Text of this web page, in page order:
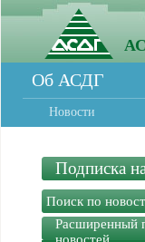
Об АСДГ
Новости
Подписка
Расширенный